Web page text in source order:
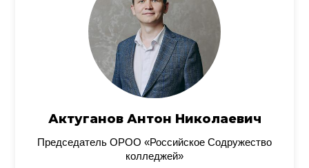
Актуганов Антон Николаевич
Председатель ОРОО «Российское Содружество
колледжей»